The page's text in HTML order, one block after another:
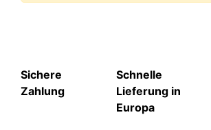
Sichere
Zahlung
Schnelle
Lieferung in
Europa